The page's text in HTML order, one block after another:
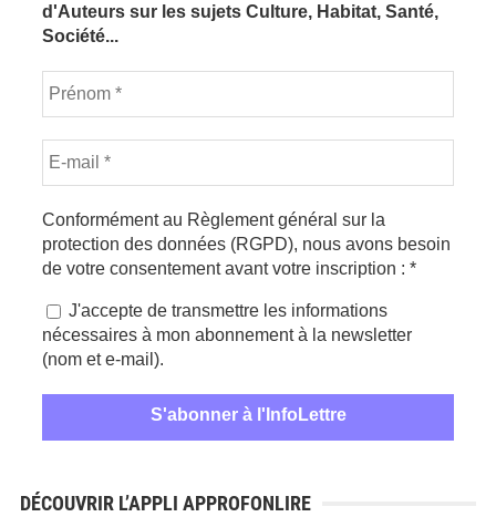
d'Auteurs sur les sujets Culture, Habitat, Santé,
Société...
Conformément au Règlement général sur la
protection des données (RGPD), nous avons besoin
de votre consentement avant votre inscription : *
J'accepte de transmettre les informations
nécessaires à mon abonnement à la newsletter
(nom et e-mail).
DÉCOUVRIR L’APPLI APPROFONLIRE